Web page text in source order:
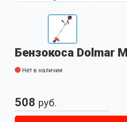
Бензокоса Dolmar
Нет в наличии
508 руб.